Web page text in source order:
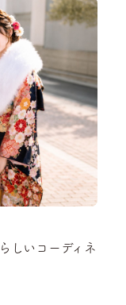
しいコーディネ